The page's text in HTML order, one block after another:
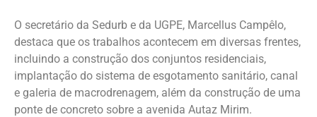
O secretário da Sedurb e da UGPE, Marcellus Campêlo,
destaca que os trabalhos acontecem em diversas frentes,
incluindo a construção dos conjuntos residenciais,
implantação do sistema de esgotamento sanitário, canal
e galeria de macrodrenagem, além da construção de uma
ponte de concreto sobre a avenida Autaz Mirim.